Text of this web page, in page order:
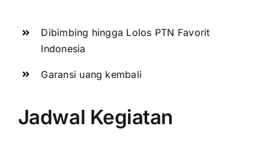
Dibimbing hingga Lolos PTN Favorit
Indonesia
Garansi uang kembali
Jadwal Kegiatan